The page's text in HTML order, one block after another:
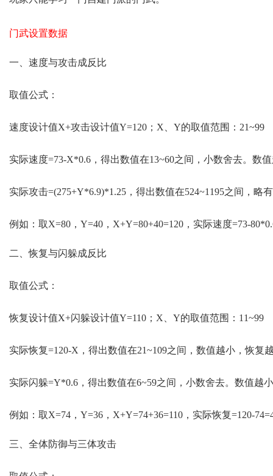
门武设置数据
一、速度与攻击成反比
取值公式：
速度设计值X+攻击设计值Y=120；X、Y的取值范围：21~99
实际速度=73-X*0.6，得出数值在13~60之间，小数舍去。数
实际攻击=(275+Y*6.9)*1.25，得出数值在524~1195之间，略
例如：取X=80，Y=40，X+Y=80+40=120，实际速度=73-
二、恢复与闪躲成反比
取值公式：
恢复设计值X+闪躲设计值Y=110；X、Y的取值范围：11~99
实际恢复=120-X，得出数值在21~109之间，数值越小，恢复
实际闪躲=Y*0.6，得出数值在6~59之间，小数舍去。数值越
例如：取X=74，Y=36，X+Y=74+36=110，实际恢复=120-
三、全体防御与三体攻击